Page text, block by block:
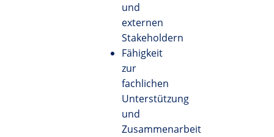
und
externen
Stakeholdern
Fähigkeit
zur
fachlichen
Unterstützung
und
Zusammenarbeit